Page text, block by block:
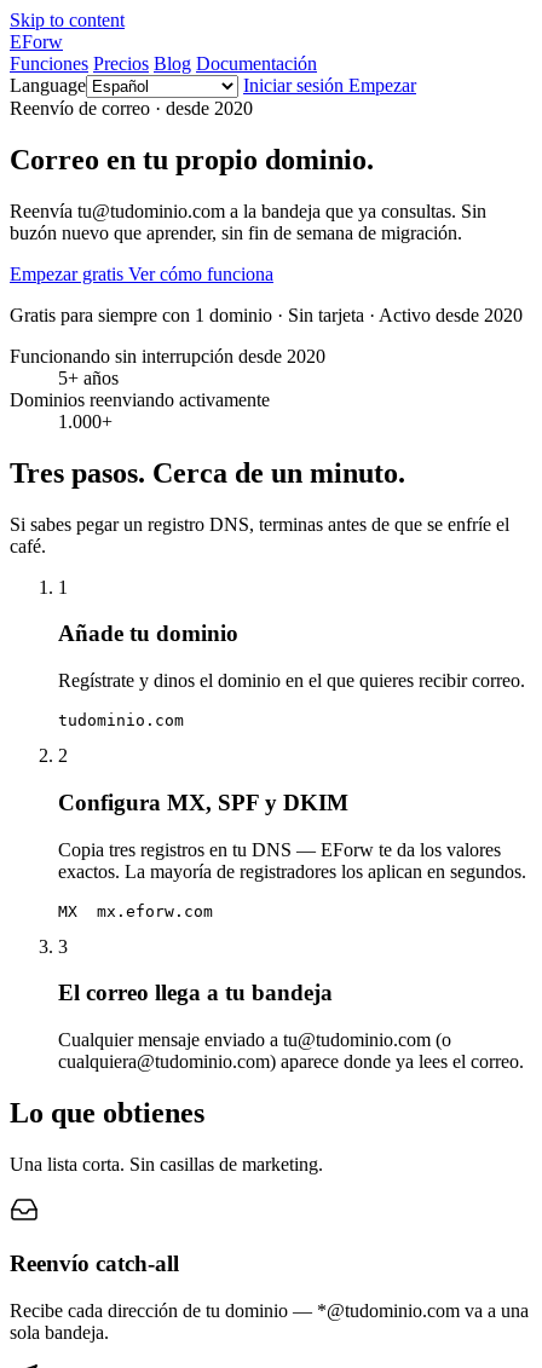
Skip to content
EForw
Funciones Precios Blog Documentación
Language
Iniciar sesión Empezar
Reenvío de correo · desde 2020
Correo en tu propio dominio.
Reenvía tu@tudominio.com a la bandeja que ya consultas. Sin
buzón nuevo que aprender, sin fin de semana de migración.
Empezar gratis Ver cómo funciona
Gratis para siempre con 1 dominio · Sin tarjeta · Activo desde 2020
Funcionando sin interrupción desde 2020
5+ años
Dominios reenviando activamente
1.000+
Tres pasos. Cerca de un minuto.
Si sabes pegar un registro DNS, terminas antes de que se enfríe el
café.
1
Añade tu dominio
Regístrate y dinos el dominio en el que quieres recibir correo.
tudominio.com
2
Configura MX, SPF y DKIM
Copia tres registros en tu DNS — EForw te da los valores
exactos. La mayoría de registradores los aplican en segundos.
MX  mx.eforw.com
3
El correo llega a tu bandeja
Cualquier mensaje enviado a tu@tudominio.com (o
cualquiera@tudominio.com) aparece donde ya lees el correo.
Lo que obtienes
Una lista corta. Sin casillas de marketing.
Reenvío catch-all
Recibe cada dirección de tu dominio — *@tudominio.com va a una
sola bandeja.